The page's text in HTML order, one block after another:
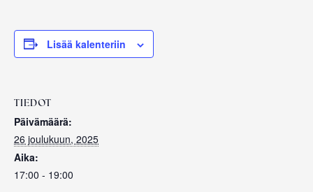
Lisää kalenteriin
TIEDOT
Päivämäärä:
26 joulukuun, 2025
Aika:
17:00 - 19:00